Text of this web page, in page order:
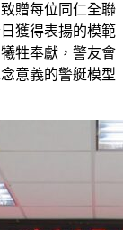
贈每位同仁全聯
獲得表揚的模範
牲奉獻，警友會
意義的警艇模型